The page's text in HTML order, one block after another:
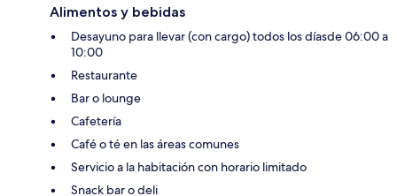
Alimentos y bebidas
Desayuno para llevar (con cargo) todos los díasde 06:00 a
10:00
Restaurante
Bar o lounge
Cafetería
Café o té en las áreas comunes
Servicio a la habitación con horario limitado
Snack bar o deli